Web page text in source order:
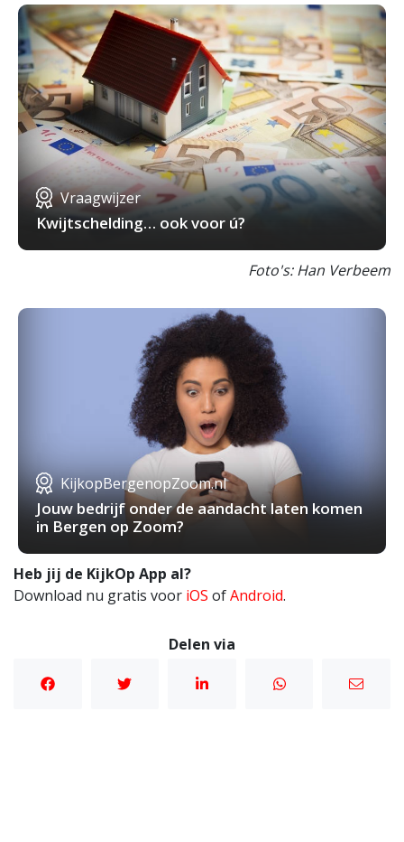
Vraagwijzer
Kwijtschelding… ook voor ú?
Foto's: Han Verbeem
KijkopBergenopZoom.nl
Jouw bedrijf onder de aandacht laten komen
in Bergen op Zoom?
Heb jij de KijkOp App al?
Download nu gratis voor iOS ofAndroid.
Delen via